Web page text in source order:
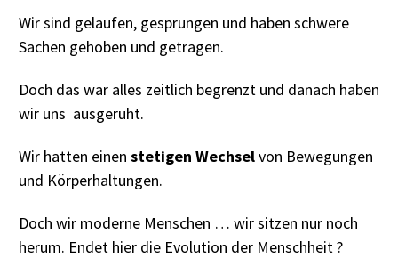
Wir sind gelaufen, gesprungen und haben schwere
Sachen gehoben und getragen.
Doch das war alles zeitlich begrenzt und danach haben
wir uns ausgeruht.
Wir hatten einen stetigen Wechselvon Bewegungen
und Körperhaltungen.
Doch wir moderne Menschen … wir sitzen nur noch
herum. Endet hier die Evolution der Menschheit ?